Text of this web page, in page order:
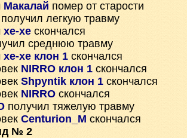
Макалай помер от старости
получил легкую травму
xe-xe скончался
среднюю травму
xe-xe клон 1 скончался
NIRRO клон 1 скончался
Shpyntik клон 1 скончался
NIRRO скончался
получил тяжелую травму
Centurion_M скончался
№ 2